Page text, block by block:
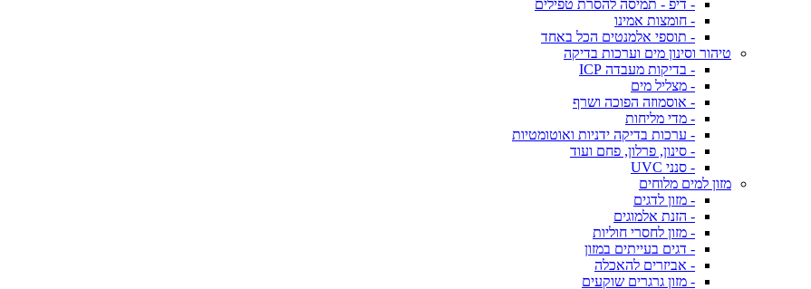
- דיפ - תמיסה להסרת טפילים
- חומצות אמינו
- תוספי אלמנטים הכל באחד
טיהור וסינון מים וערכות בדיקה
- בדיקות מעבדה ICP
- מצליל מים
- אוסמוזה הפוכה ושרף
- מדי מליחות
- ערכות בדיקה ידניות ואוטומטיות
- סינון, פרלון, פחם ועוד
- סנני UVC
מזון למים מלוחים
- מזון לדגים
- הזנת אלמוגים
- מזון לחסרי חוליות
- דגים בעייתים במזון
- אביזרים להאכלה
- מזון גרגרים שוקעים